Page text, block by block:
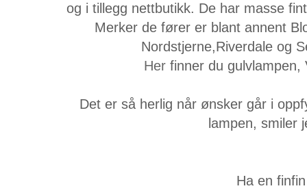
og i tillegg nettbutikk. De har masse
Merker de fører er blant annent
Nordstjerne,Riverdale og
Her finner du gulvlampen,
Det er så herlig når ønsker går i
lampen, smiler
Ha en